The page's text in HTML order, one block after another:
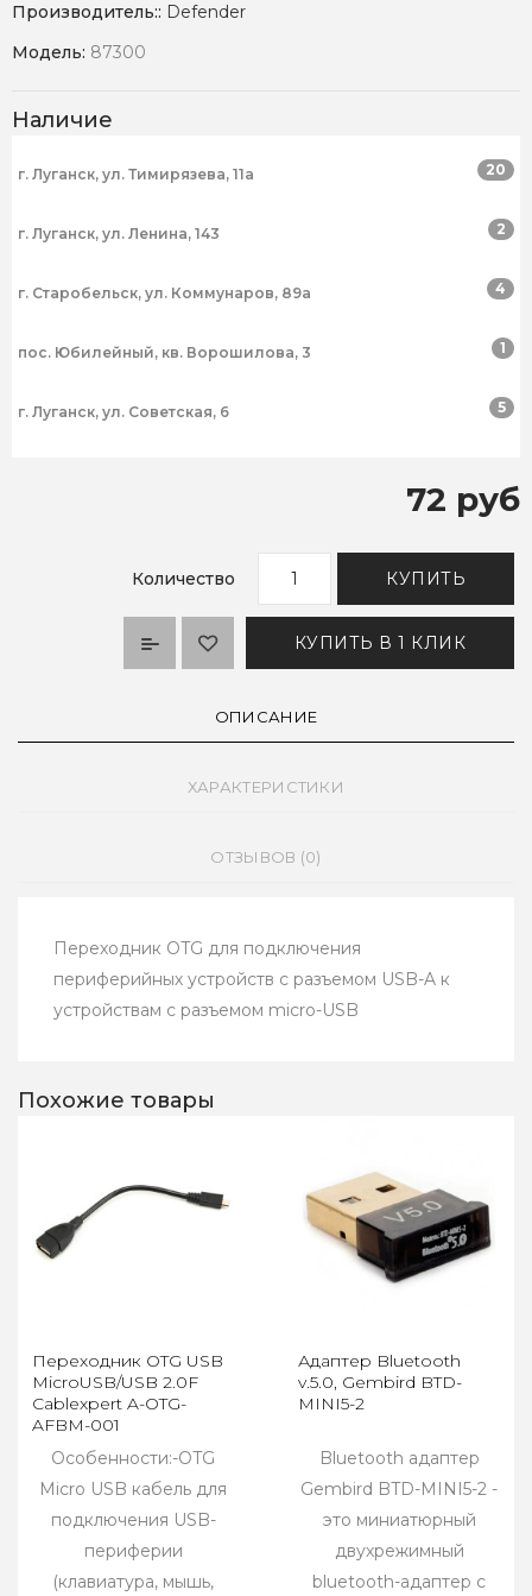
Производитель:: Defender
Модель: 87300
Наличие
г. Луганск, ул. Тимирязева, 11а 20
г. Луганск, ул. Ленина, 143 2
г. Старобельск, ул. Коммунаров, 89а 4
пос. Юбилейный, кв. Ворошилова, 3 1
г. Луганск, ул. Советская, 6 5
72 руб
Количество КУПИТЬ
КУПИТЬ В 1 КЛИК
ОПИСАНИЕ
ХАРАКТЕРИСТИКИ
ОТЗЫВОВ (0)
Переходник OTG для подключения
периферийных устройств с разъемом USB-A к
устройствам с разъемом micro-USB
Похожие товары
Переходник OTG USB
MicroUSB/USB 2.0F
Cablexpert A-OTG-
AFBM-001
Особенности:-OTG
Micro USB кабель для
подключения USB-
периферии
(клавиатура, мышь,
Адаптер Bluetooth
v.5.0, Gembird BTD-
MINI5-2
Bluetooth адаптер
Gembird BTD-MINI5-2 -
это миниатюрный
двухрежимный
bluetooth-адаптер с